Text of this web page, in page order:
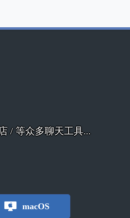
/ 等众多聊天工具...
macOS